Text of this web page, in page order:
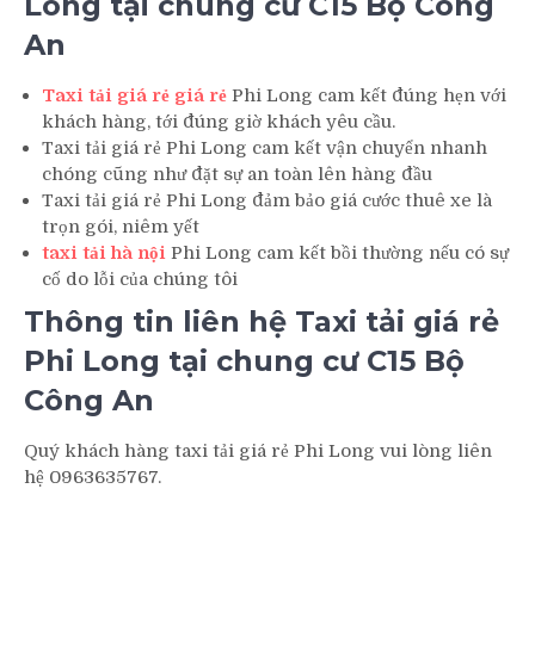
An
Taxi tải giá rẻ giá rẻ Phi Long cam kết đúng hẹn với
khách hàng, tới đúng giờ khách yêu cầu.
Taxi tải giá rẻ Phi Long cam kết vận chuyển nhanh
chóng cũng như đặt sự an toàn lên hàng đầu
Taxi tải giá rẻ Phi Long đảm bảo giá cước thuê xe là
trọn gói, niêm yết
taxi tải hà nội Phi Long cam kết bồi thường nếu có sự
cố do lỗi của chúng tôi
Thông tin liên hệ Taxi tải giá rẻ
Phi Long tại chung cư C15 Bộ
Công An
Quý khách hàng taxi tải giá rẻ Phi Long vui lòng liên
hệ 0963635767.